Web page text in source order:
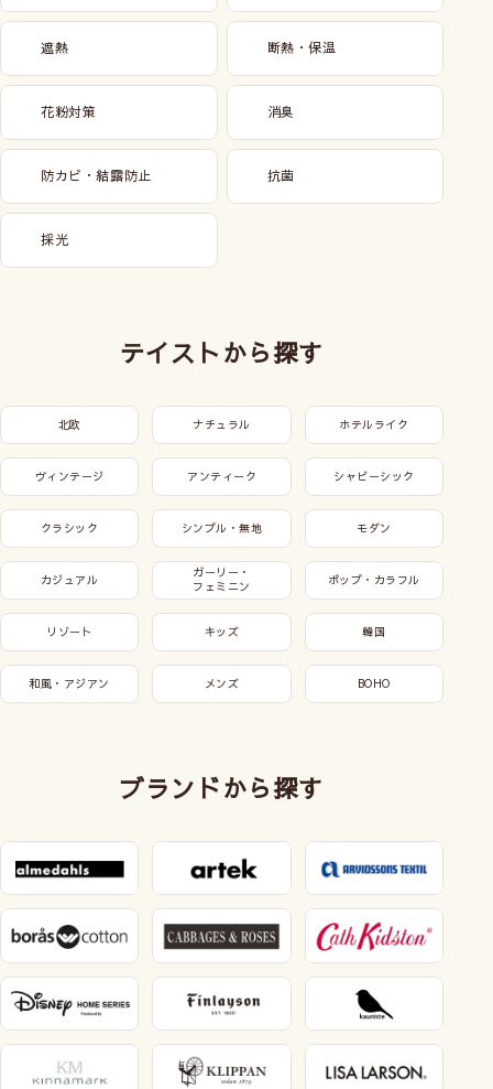
遮熱 断熱・保温
花粉対策 消臭
防カビ・結露防止 抗菌
採光
テイストから探す
北欧 ナチュラル ホテルライク
ヴィンテージ アンティーク シャビーシック
クラシック シンプル・無地 モダン
カジュアル
ガーリー・
フェミニン
ポップ・カラフル
リゾート キッズ 韓国
和風・アジアン メンズ BOHO
ブランドから探す